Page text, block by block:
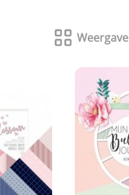
- enveloppen
- Scrapbook
Weergave